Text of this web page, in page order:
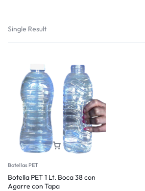
Single Result
Botellas PET
Botella PET 1 Lt. Boca 38 con
Agarre con Tapa